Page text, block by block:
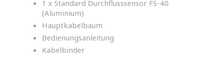
1 x Standard Durchflusssensor FS-40
(Aluminium)
Hauptkabelbaum
Bedienungsanleitung
Kabelbinder